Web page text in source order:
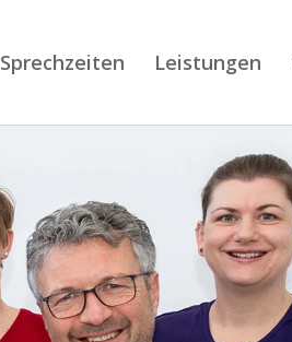
Sprechzeiten Leistungen